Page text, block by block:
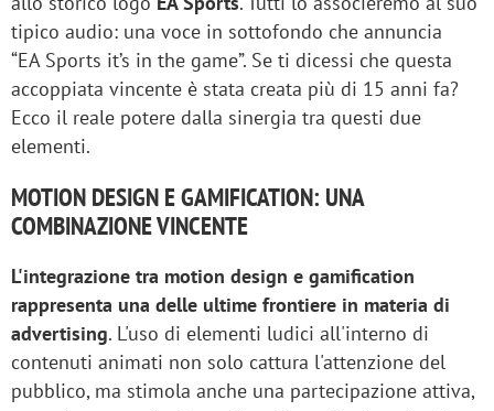
tipico audio: una voce in sottofondo che annuncia
“EA Sports it’s in the game”. Se ti dicessi che questa
accoppiata vincente è stata creata più di 15 anni fa?
Ecco il reale potere dalla sinergia tra questi due
elementi.
MOTION DESIGN E GAMIFICATION: UNA
COMBINAZIONE VINCENTE
L'integrazione tra motion design e gamification
rappresenta una delle ultime frontiere in materia di
advertising. L'uso di elementi ludici all'interno di
contenuti animati non solo cattura l'attenzione del
pubblico, ma stimola anche una partecipazione attiva,